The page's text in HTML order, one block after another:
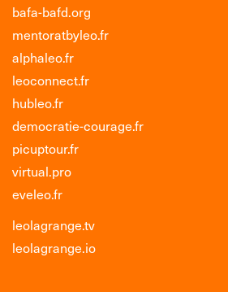
bafa-bafd.org
mentoratbyleo.fr
alphaleo.fr
leoconnect.fr
hubleo.fr
democratie-courage.fr
picuptour.fr
virtual.pro
eveleo.fr
leolagrange.tv
leolagrange.io